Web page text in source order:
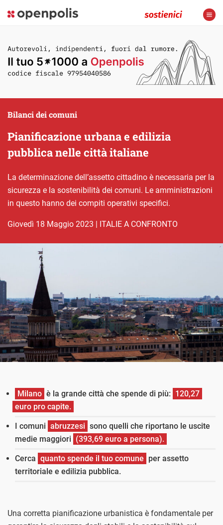
Pianificazione urbana e edilizia
pubblica nelle città italiane
Bilanci dei comuni
La determinazione dell’assetto cittadino è necessaria per la
sicurezza e la sostenibilità dei comuni. Le amministrazioni
in questo hanno dei compiti operativi specifici.
giovedì 18 Maggio 2023 | ITALIE A CONFRONTO
Milano è la grande città che spende di più: 120,27
euro pro capite.
I comuni abruzzesi sono quelli che riportano le uscite
medie maggiori (393,69 euro a persona).
Cerca quanto spende il tuo comune per assetto
territoriale e edilizia pubblica.
Una corretta pianificazione urbanistica è fondamentale per